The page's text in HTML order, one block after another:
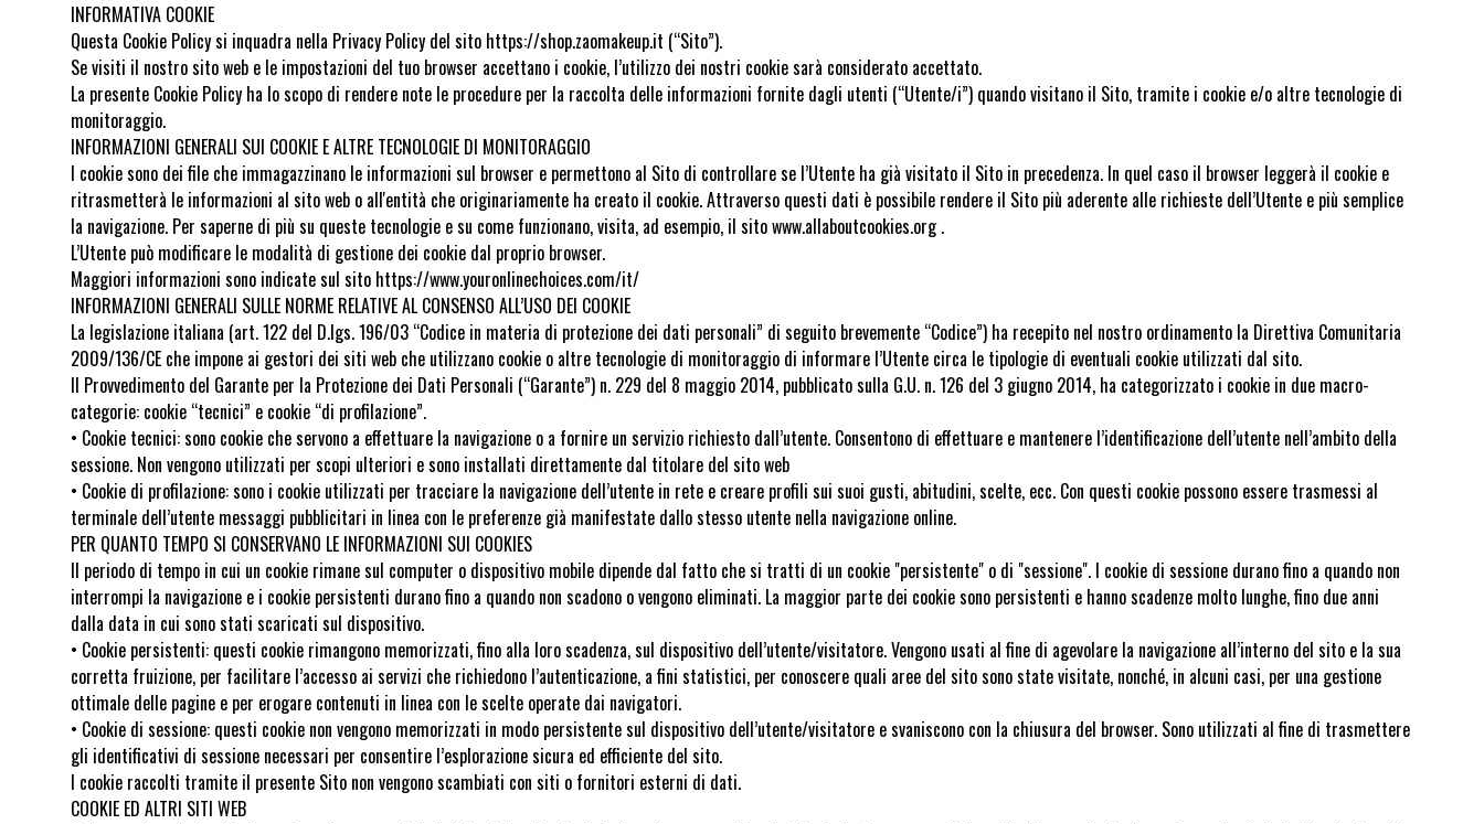
INFORMATIVA COOKIE
Questa Cookie Policy si inquadra nella Privacy Policy del sito https://shop.zaomakeup.it (“Sito”).
Se visiti il nostro sito web e le impostazioni del tuo browser accettano i cookie, l’utilizzo dei nostri cookie sarà considerato accettato.
La presente Cookie Policy ha lo scopo di rendere note le procedure per la raccolta delle informazioni fornite dagli utenti (“Utente/i”) quando visitano il Sito, tramite i cookie e/o altre tecnologie di
monitoraggio.
INFORMAZIONI GENERALI SUI COOKIE E ALTRE TECNOLOGIE DI MONITORAGGIO
I cookie sono dei file che immagazzinano le informazioni sul browser e permettono al Sito di controllare se l’Utente ha già visitato il Sito in precedenza. In quel caso il browser leggerà il cookie e
ritrasmetterà le informazioni al sito web o all'entità che originariamente ha creato il cookie. Attraverso questi dati è possibile rendere il Sito più aderente alle richieste dell’Utente e più semplice
la navigazione. Per saperne di più su queste tecnologie e su come funzionano, visita, ad esempio, il sito www.allaboutcookies.org .
L’Utente può modificare le modalità di gestione dei cookie dal proprio browser.
Maggiori informazioni sono indicate sul sito https://www.youronlinechoices.com/it/
INFORMAZIONI GENERALI SULLE NORME RELATIVE AL CONSENSO ALL’USO DEI COOKIE
La legislazione italiana (art. 122 del D.lgs. 196/03 “Codice in materia di protezione dei dati personali” di seguito brevemente “Codice”) ha recepito nel nostro ordinamento la Direttiva Comunitaria
2009/136/CE che impone ai gestori dei siti web che utilizzano cookie o altre tecnologie di monitoraggio di informare l’Utente circa le tipologie di eventuali cookie utilizzati dal sito.
Il Provvedimento del Garante per la Protezione dei Dati Personali (“Garante”) n. 229 del 8 maggio 2014, pubblicato sulla G.U. n. 126 del 3 giugno 2014, ha categorizzato i cookie in due macro-
categorie: cookie “tecnici” e cookie “di profilazione”.
• Cookie tecnici: sono cookie che servono a effettuare la navigazione o a fornire un servizio richiesto dall’utente. Consentono di effettuare e mantenere l’identificazione dell’utente nell’ambito della
sessione. Non vengono utilizzati per scopi ulteriori e sono installati direttamente dal titolare del sito web
• Cookie di profilazione: sono i cookie utilizzati per tracciare la navigazione dell’utente in rete e creare profili sui suoi gusti, abitudini, scelte, ecc. Con questi cookie possono essere trasmessi al
terminale dell’utente messaggi pubblicitari in linea con le preferenze già manifestate dallo stesso utente nella navigazione online.
PER QUANTO TEMPO SI CONSERVANO LE INFORMAZIONI SUI COOKIES
Il periodo di tempo in cui un cookie rimane sul computer o dispositivo mobile dipende dal fatto che si tratti di un cookie "persistente" o di "sessione". I cookie di sessione durano fino a quando non
interrompi la navigazione e i cookie persistenti durano fino a quando non scadono o vengono eliminati. La maggior parte dei cookie sono persistenti e hanno scadenze molto lunghe, fino due anni
dalla data in cui sono stati scaricati sul dispositivo.
• Cookie persistenti: questi cookie rimangono memorizzati, fino alla loro scadenza, sul dispositivo dell’utente/visitatore. Vengono usati al fine di agevolare la navigazione all’interno del sito e la sua
corretta fruizione, per facilitare l’accesso ai servizi che richiedono l’autenticazione, a fini statistici, per conoscere quali aree del sito sono state visitate, nonché, in alcuni casi, per una gestione
ottimale delle pagine e per erogare contenuti in linea con le scelte operate dai navigatori.
• Cookie di sessione: questi cookie non vengono memorizzati in modo persistente sul dispositivo dell’utente/visitatore e svaniscono con la chiusura del browser. Sono utilizzati al fine di trasmettere
gli identificativi di sessione necessari per consentire l’esplorazione sicura ed efficiente del sito.
I cookie raccolti tramite il presente Sito non vengono scambiati con siti o fornitori esterni di dati.
COOKIE ED ALTRI SITI WEB